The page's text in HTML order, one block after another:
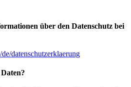
über den Datenschutz bei
datenschutzerklaerung